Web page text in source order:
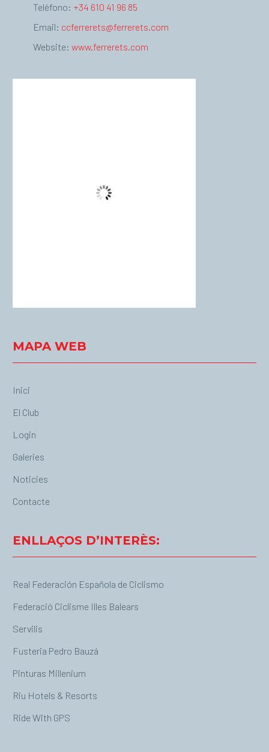
Teléfono: +34 610 41 96 85
Email: ccferrerets@ferrerets.com
Website: www.ferrerets.com
Wind Gust:15 Km/h
Clouds:
MAPA WEB
Inici
El Club
Login
Galeries
Noticies
Contacte
ENLLAÇOS D’INTERÈS:
Real Federación Española de Ciclismo
Federació Ciclisme Illes Balears
Servilis
Fusteria Pedro Bauzá
Pinturas Millenium
Riu Hotels & Resorts
Ride With GPS